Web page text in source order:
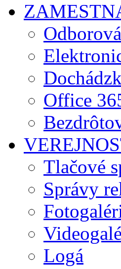
Office
Tlačové
Správy
Logá